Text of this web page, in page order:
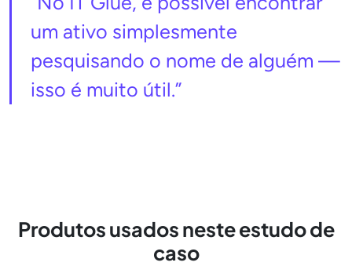
um ativo simplesmente
pesquisando o nome de alguém —
isso é muito útil.”
Produtos usados neste estudo de
caso